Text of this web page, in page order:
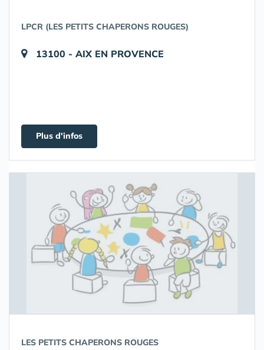
LPCR (LES PETITS CHAPERONS ROUGES)
13100 - AIX EN PROVENCE
Plus d'infos
LES PETITS CHAPERONS ROUGES